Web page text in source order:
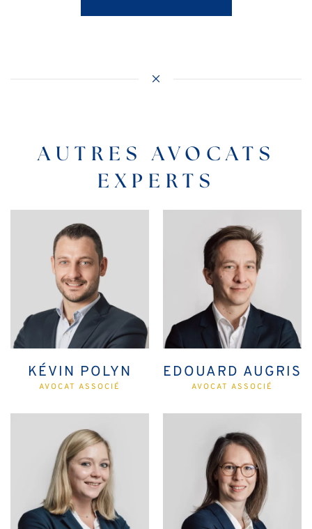
AUTRES AVOCATS
EXPERTS
KÉVIN POLYN
AVOCAT ASSOCIÉ
EDOUARD AUGRIS
AVOCAT ASSOCIÉ